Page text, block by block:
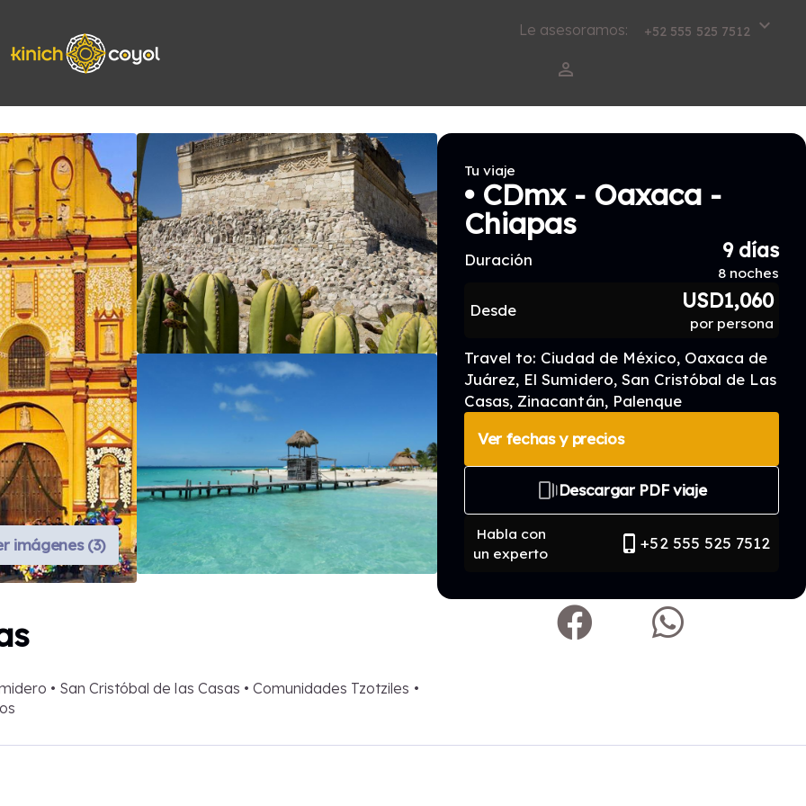
Le asesoramos: +52 555 525 7512 keyboard_arrow_down
perm_identity
imágenes (3)
• San Cristóbal de las Casas • Comunidades Tzotziles •
Tu viaje
• CDmx - Oaxaca -
Chiapas
Duración 9 días
8 noches
Desde USD1,060
por persona
Travel to: Ciudad de México, Oaxaca de
Juárez, El Sumidero, San Cristóbal de Las
Casas, Zinacantán, Palenque
Ver fechas y precios
web_storiesDescargar PDF viaje
Habla con
un experto
phone_iphone+52 555 525 7512